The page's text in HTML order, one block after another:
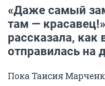
«Даже самый
там —
рассказала, как
отправилась на
Пока Таисия